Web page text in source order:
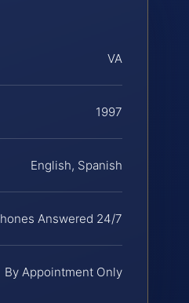
VA
1997
English, Spanish
Answered 24/7
By Appointment Only